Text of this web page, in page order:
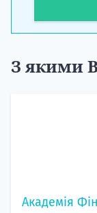
З якими
Академія